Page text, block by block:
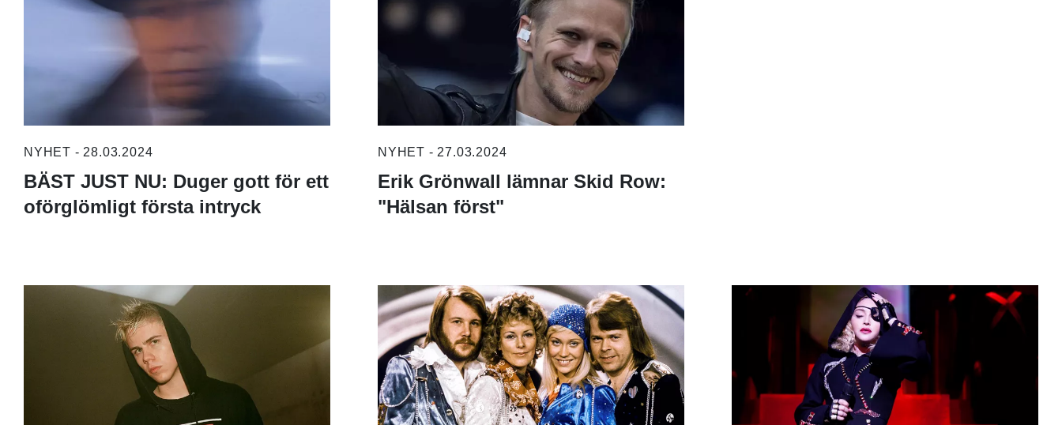
NYHET - 28.03.2024
BÄST JUST NU: Duger gott för ett
oförglömligt första intryck
NYHET - 27.03.2024
Erik Grönwall lämnar Skid Row:
"Hälsan först"